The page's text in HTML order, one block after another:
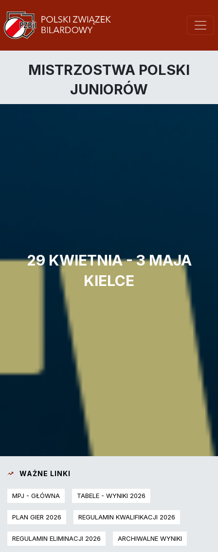
MISTRZOSTWA POLSKI
JUNIORÓW
29 KWIETNIA - 3 MAJA
KIELCE
WAŻNE LINKI
MPJ - GŁÓWNA TABELE - WYNIKI 2026
PLAN GIER 2026 REGULAMIN KWALIFIKACJI 2026
REGULAMIN ELIMINACJI 2026 ARCHIWALNE WYNIKI